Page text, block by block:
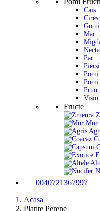
Cais
Cires
Gutui
Mar
Par
Prun
Visin
Fructe
Mur
0040721367997
Acasa
Plante Perene